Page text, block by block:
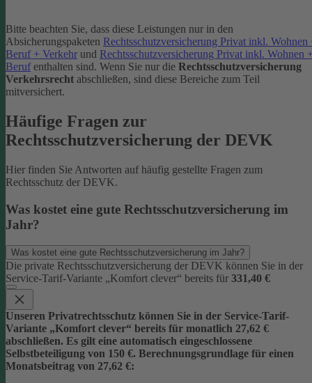
Bitte beachten Sie, dass diese Leistungen nur in den
Absicherungspaketen Rechtsschutzversicherung Privat inkl. Wohnen
Beruf + Verkehr und Rechtsschutzversicherung Privat inkl. Wohnen
Beruf enthalten sind. Wenn Sie nur die Rechtsschutzversicherung
Verkehrsrecht abschließen, sind diese Bereiche zum Teil
mitversichert.
Häufige Fragen zur
Rechtsschutzversicherung der DEVK
Hier finden Sie Antworten auf häufig gestellte Fragen zum
Rechtsschutz der DEVK.
Was kostet eine gute Rechtsschutzversicherung im
Jahr?
Was kostet eine gute Rechtsschutzversicherung im Jahr?
Die private Rechtsschutzversicherung der DEVK können Sie in der
Service-Tarif-Variante „Komfort clever“ bereits für 331,40 €
Unseren Privatrechtsschutz können Sie in der Service-Tarif-
Variante „Komfort clever“ bereits für monatlich 27,62 €
abschließen. Es gilt eine automatisch eingeschlossene
Selbstbeteiligung von 150 €. Berechnungsgrundlage für einen
Monatsbeitrag von 27,62 €: